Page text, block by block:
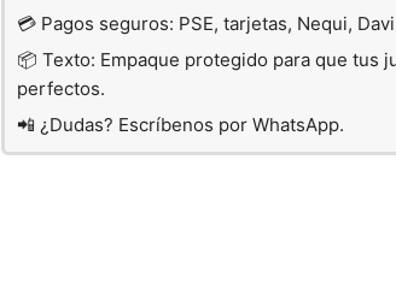
💳 Pagos seguros: PSE, tarjetas, Nequi,
📦 Texto: Empaque protegido para que tus
perfectos.
📲 ¿Dudas? Escríbenos por WhatsApp.